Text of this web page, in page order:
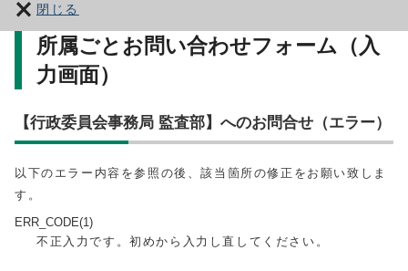
閉じる
所属ごとお問い合わせフォーム（入
力画面）
【行政委員会事務局 監査部】へのお問合せ（エラー）
以下のエラー内容を参照の後、該当箇所の修正をお願い致しま
す。
ERR_CODE(1)
不正入力です。初めから入力し直してください。